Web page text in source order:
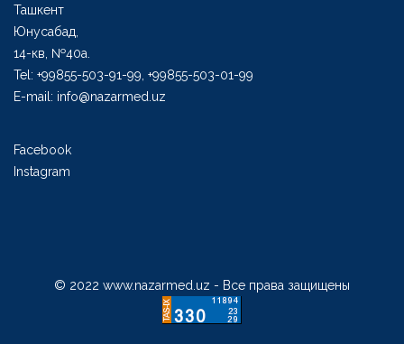
Ташкент
Юнусабад,
14-кв, №40а.
Tel: +99855-503-91-99, +99855-503-01-99
E-mail: info@nazarmed.uz
Facebook
Instagram
© 2022 www.nazarmed.uz - Все права защищены